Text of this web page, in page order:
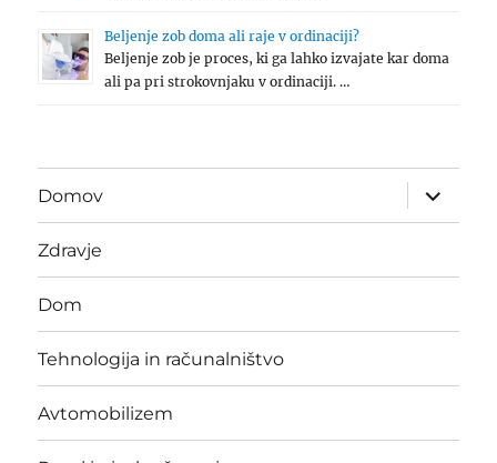
Beljenje zob doma ali raje v ordinaciji?
Beljenje zob je proces, ki ga lahko izvajate kar doma
ali pa pri strokovnjaku v ordinaciji. …
Domov
expand
child
menu
Zdravje
Dom
Tehnologija in računalništvo
Avtomobilizem